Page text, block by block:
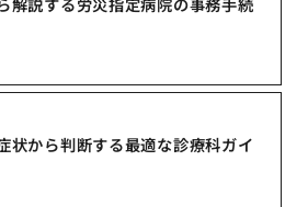
状から判断する最適な診療科ガイ